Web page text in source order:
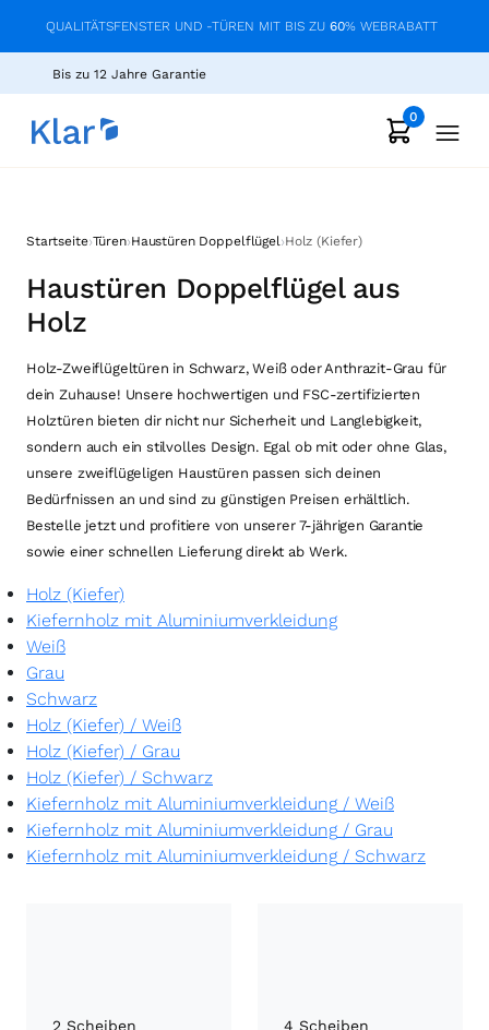
QUALITÄTSFENSTER UND -TÜREN MIT BIS ZU 60% WEBRABATT
Bis zu 12 Jahre Garantie
0
Startseite›Türen›Haustüren Doppelflügel›Holz (Kiefer)
Haustüren Doppelflügel aus
Holz
Holz-Zweiflügeltüren in Schwarz, Weiß oder Anthrazit-Grau für
dein Zuhause! Unsere hochwertigen und FSC-zertifizierten
Holztüren bieten dir nicht nur Sicherheit und Langlebigkeit,
sondern auch ein stilvolles Design. Egal ob mit oder ohne Glas,
unsere zweiflügeligen Haustüren passen sich deinen
Bedürfnissen an und sind zu günstigen Preisen erhältlich.
Bestelle jetzt und profitiere von unserer 7-jährigen Garantie
sowie einer schnellen Lieferung direkt ab Werk.
Holz (Kiefer)
Kiefernholz mit Aluminiumverkleidung
Weiß
Grau
Schwarz
Holz (Kiefer) / Weiß
Holz (Kiefer) / Grau
Holz (Kiefer) / Schwarz
Kiefernholz mit Aluminiumverkleidung / Weiß
Kiefernholz mit Aluminiumverkleidung / Grau
Kiefernholz mit Aluminiumverkleidung / Schwarz
2 Scheiben
4 Scheiben